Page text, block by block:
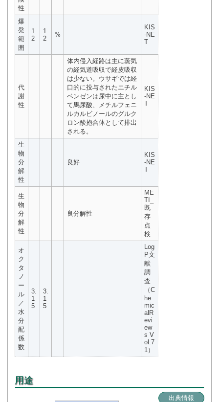
性
爆
発
範
囲
1.
2
1.
2
%
KIS
-NE
T
代
謝
性
体内侵入経路は主に蒸気
の経気道吸収で経皮吸収
は少ない。ウサギでは経
口的に投与されたエチル
ベンゼンは尿中に主とし
て馬尿酸、メチルフェニ
ルカルビノールのグルク
ロン酸抱合体として排出
される。
KIS
-NE
T
生
物
分
解
性
良好
KIS
-NE
T
生
物
分
解
性
良分解性
ME
TI_
既
存
点
検
オ
ク
タ
ノ
ー
ル
／
水
分
配
係
数
3.
1
5
3.
1
5
Log
P文
献
調
査
（C
he
mic
alR
evi
ew
s V
ol.7
1）
用途
出典情報